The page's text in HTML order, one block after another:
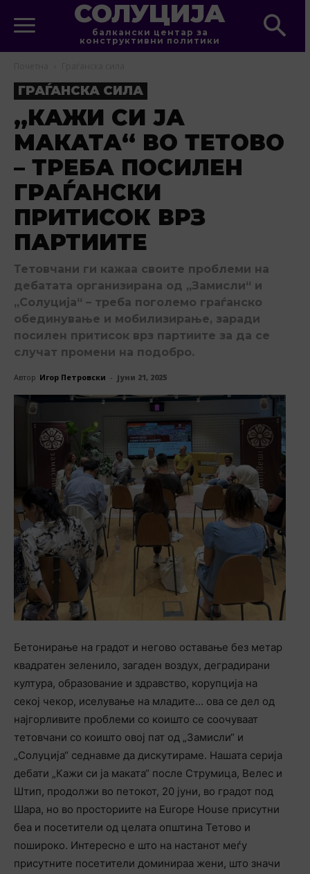
СОЛУЦИЈА
балкански центар за
конструктивни политики
ГРАЃАНСКА СИЛА
„КАЖИ СИ ЈА
МАКАТА“ ВО ТЕТОВО
– ТРЕБА ПОСИЛЕН
ГРАЃАНСКИ
ПРИТИСОК ВРЗ
ПАРТИИТЕ
Тетовчани ги кажаа своите проблеми на
дебатата организирана од „Замисли“ и
„Солуција“ – треба поголемо граѓанско
обединување и мобилизирање, заради
посилен притисок врз партиите за да се
случат промени на подобро.
Автор Игор Петровски - јуни 21, 2025
Бетонирање на градот и негово оставање без метар
квадратен зеленило, загаден воздух, деградирани
култура, образование и здравство, корупција на
секој чекор, иселување на младите… ова се дел од
најгорливите проблеми со коишто се соочуваат
тетовчани со коишто овој пат од „Замисли“ и
„Солуција“ седнавме да дискутираме. Нашата серија
дебати „Кажи си ја маката“ после Струмица, Велес и
Штип, продолжи во петокот, 20 јуни, во градот под
Шара, но во просториите на Europe House присутни
беа и посетители од целата општина Тетово и
пошироко. Интересно е што на настанот меѓу
присутните посетители доминираа жени, што значи